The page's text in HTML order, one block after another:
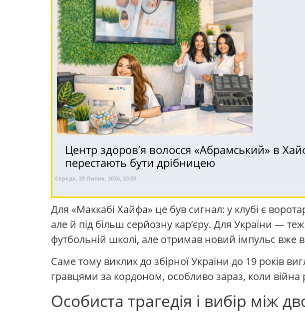
Центр здоров’я волосся «Абрaмський» в
перестають бути дрібницею
Середа, 29 Липня, 2026, 23:09
Для «Маккабі Хайфа» це був сигнал: у клубі є
але й під більш серйозну кар’єру. Для України —
футбольній школі, але отримав новий імпульс вже в
Саме тому виклик до збірної України до 19 років
гравцями за кордоном, особливо зараз, коли війна
Особиста трагедія і вибір між